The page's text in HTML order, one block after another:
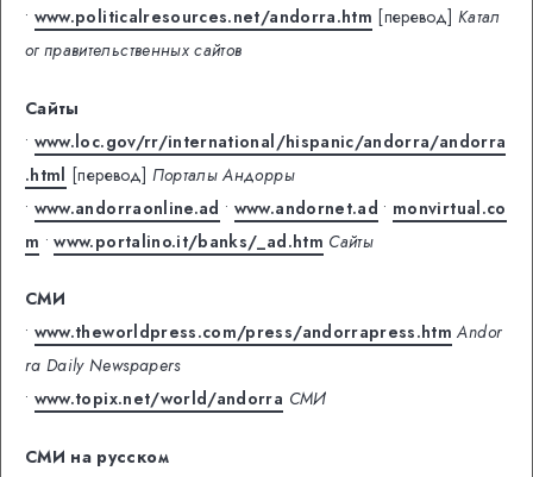
• www.politicalresources.net/andorra.htm [перевод] Катал
ог правительственных сайтов
Сайты
• www.loc.gov/rr/international/hispanic/andorra/andorra
.html [перевод] Порталы Андорры
• www.andorraonline.ad • www.andornet.ad • monvirtual.co
m •www.portalino.it/banks/_ad.htm Сайты
СМИ
• www.theworldpress.com/press/andorrapress.htm Andor
ra Daily Newspapers
• www.topix.net/world/andorra СМИ
СМИ на русском